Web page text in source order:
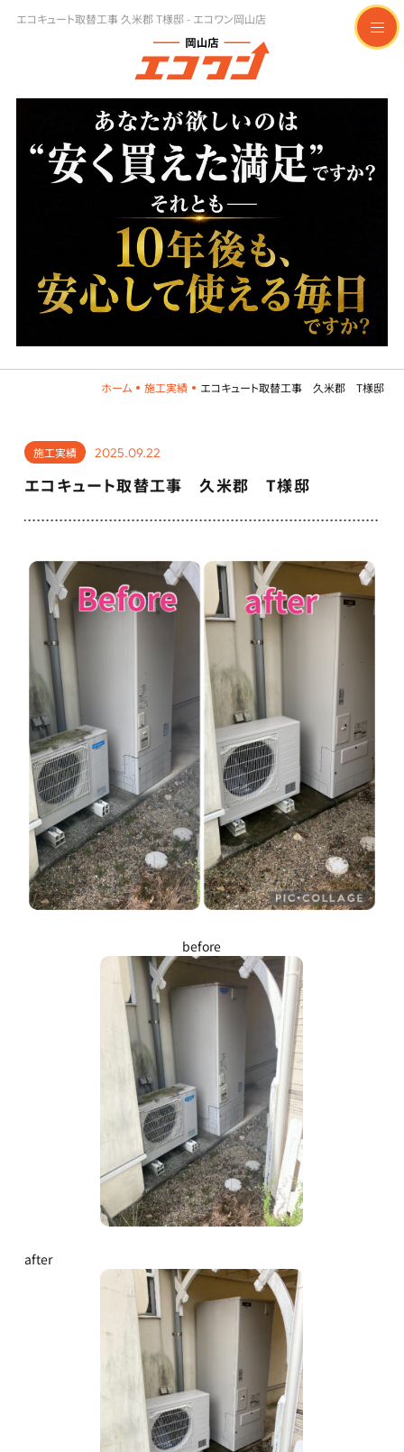
エコキュート取替工事 久米郡 T様邸 - エコワン岡山店
t
o
ホーム 施工実績 エコキュート取替工事 久米郡 T様邸
施工実績 2025.09.22
エコキュート取替工事 久米郡 T様邸
before
after